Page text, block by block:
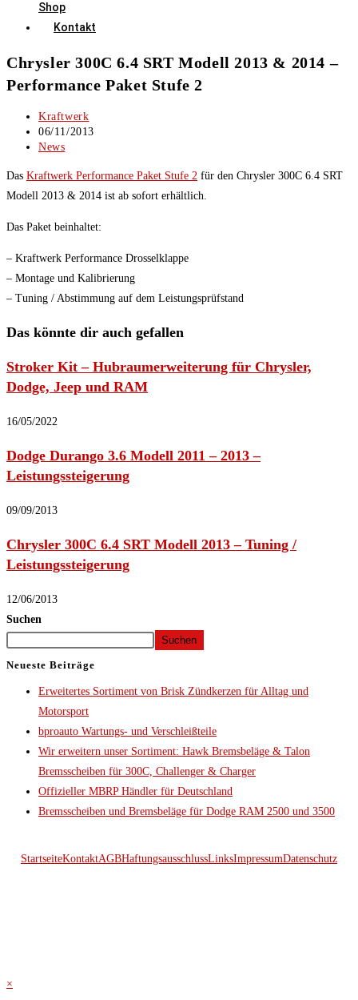
Shop
Kontakt
Chrysler 300C 6.4 SRT Modell 2013 & 2014 –
Performance Paket Stufe 2
Beitrags-
Autor:
Kraftwerk
Beitrag
veröffentlicht:
06/11/2013
Beitrags-
News
Das Kraftwerk Performance Paket Stufe 2 für den Chrysler 300C 6.4 SRT
Modell 2013 & 2014 ist ab sofort erhältlich.
Das Paket beinhaltet:
– Kraftwerk Performance Drosselklappe
– Montage und Kalibrierung
– Tuning / Abstimmung auf dem Leistungsprüfstand
Das könnte dir auch gefallen
Stroker Kit – Hubraumerweiterung für Chrysler,
Dodge, Jeep und RAM
16/05/2022
Dodge Durango 3.6 Modell 2011 – 2013 –
Leistungssteigerung
09/09/2013
Chrysler 300C 6.4 SRT Modell 2013 – Tuning /
Leistungssteigerung
12/06/2013
Suchen
Suchen
Neueste Beiträge
Erweitertes Sortiment von Brisk Zündkerzen für Alltag und
Motorsport
bproauto Wartungs- und Verschleißteile
Wir erweitern unser Sortiment: Hawk Bremsbeläge & Talon
Bremsscheiben für 300C, Challenger & Charger
Offizieller MBRP Händler für Deutschland
Bremsscheiben und Bremsbeläge für Dodge RAM 2500 und 3500
StartseiteKontaktAGBHaftungsausschlussLinksImpressumDatenschutz
×